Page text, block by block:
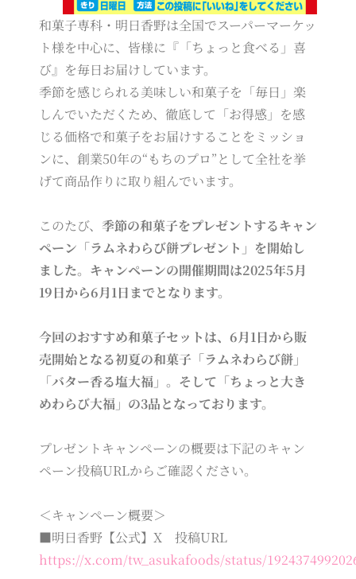
和菓子専科・明日香野は全国でスーパーマーケッ
ト様を中心に、皆様に『「ちょっと食べる」喜
び』を毎日お届けしています。
季節を感じられる美味しい和菓子を「毎日」楽
しんでいただくため、徹底して「お得感」を感
じる価格で和菓子をお届けすることをミッショ
ンに、創業50年の“もちのプロ”として全社を挙
げて商品作りに取り組んでいます。
このたび、 季節の和菓子をプレゼントするキャン
ペーン「ラムネわらび餅プレゼント」を開始し
ました。キャンペーンの開催期間は2025年5月
19日から6月1日までとなります。
今回のおすすめ和菓子セットは、6月1日から販
売開始となる初夏の和菓子「ラムネわらび餅」
「バター香る塩大福」。そして「ちょっと大き
めわらび大福」の3品となっております。
プレゼントキャンペーンの概要は下記のキャン
ペーン投稿URLからご確認ください。
＜キャンペーン概要＞
■明日香野【公式】X 投稿URL
https://x.com/tw_asukafoods/status/